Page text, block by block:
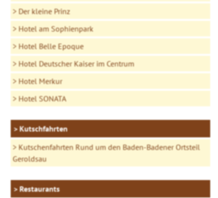
Der kleine Prinz
Hotel am Sophienpark
Hotel Belle Epoque
Hotel Deutscher Kaiser im Centrum
Hotel Merkur
Hotel SONATA
Kutschfahrten
Kutschenfahrten Rund um den Baden-Badener Ortsteil
Geroldsau
Restaurants